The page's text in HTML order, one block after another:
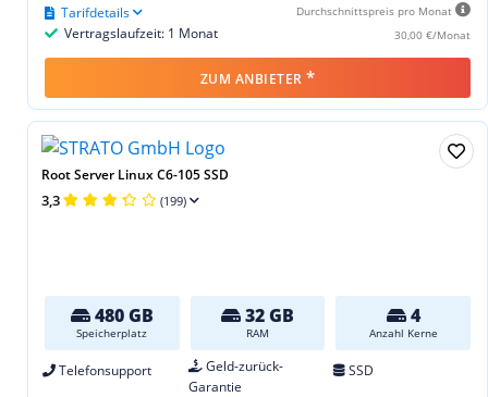
Durchschnittspreis pro Monat
30,00 €/Monat
Vertragslaufzeit: 1 Monat
Tarifdetails
ZUM ANBIETER *
Root Server Linux C6-105 SSD
3,3 (199)
480 GB
Speicherplatz
32 GB
RAM
4
Anzahl Kerne
Telefonsupport
Geld-zurück-
Garantie
SSD